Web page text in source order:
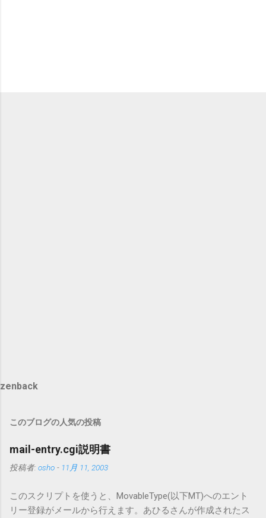
zenback
このブログの人気の投稿
mail-entry.cgi説明書
投稿者: osho - 11月 11, 2003
このスクリプトを使うと、MovableType(以下MT)へのエント
リー登録がメールから行えます。あひるさんが作成されたス